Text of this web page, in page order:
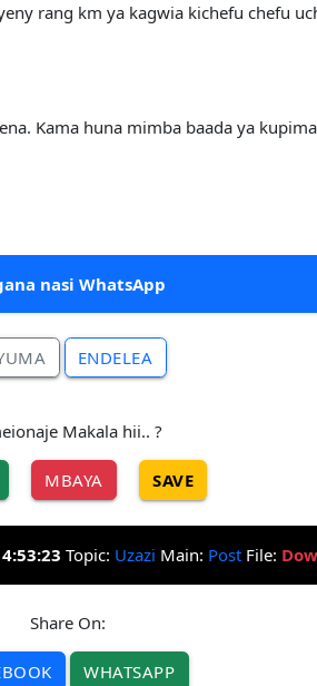
rang km ya kagwia kichefu chefu
Kama huna mimba baada ya
nasi WhatsApp
ENDELEA
Makala hii.. ?
MBAYA SAVE
Topic: Uzazi Main: Post File:
Share On:
WHATSAPP